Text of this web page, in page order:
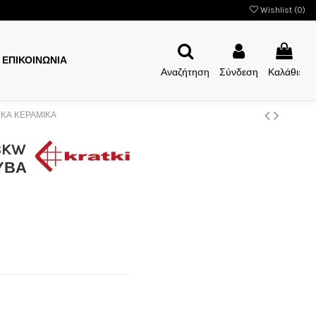
Wishlist (0)
ΕΠΙΚΟΙΝΩΝΙΑ
Αναζήτηση
Σύνδεση Καλάθι:
ΚΕΡΑΜΙΚΑ